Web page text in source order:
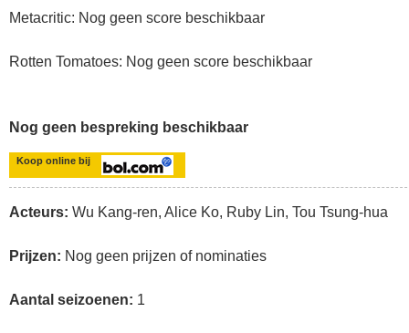
Metacritic: Nog geen score beschikbaar
Rotten Tomatoes: Nog geen score beschikbaar
Nog geen bespreking beschikbaar
Koop online bij
Acteurs: Wu Kang-ren, Alice Ko, Ruby Lin, Tou Tsung-hua
Prijzen: Nog geen prijzen of nominaties
Aantal seizoenen: 1